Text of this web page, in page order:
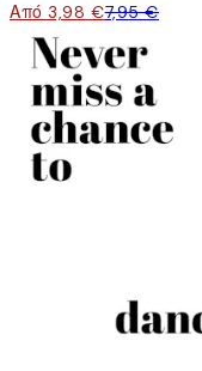
Από 3,98 €7,95 €